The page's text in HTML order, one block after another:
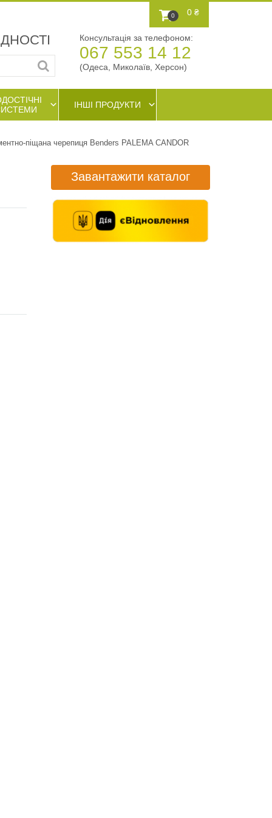
0 0 ₴
Консультація за телефоном:
067 553 14 12
(Одеса, Миколаїв, Херсон)
ІНШІ ПРОДУКТИ
піщана черепиця Benders PALEMA CANDOR
Завантажити каталог